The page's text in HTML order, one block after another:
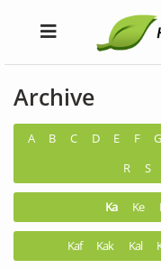
Archive
A B C D E F G
R
S
Ka Ke
Kaf Kak Kal